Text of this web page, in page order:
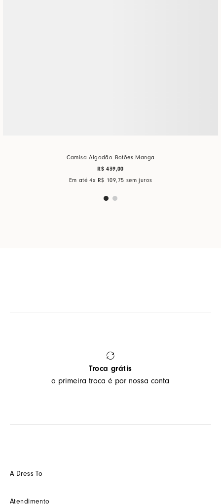
Camisa Algodão Botões Manga
R$ 439,00
Em até4x R$ 109, 75 sem juros
Troca grátis
a primeira troca é por nossa conta
A Dress To
Atendimento